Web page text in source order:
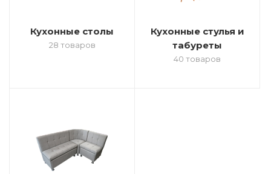
Кухонные столы
28 товаров
Кухонные стулья и
табуреты
40 товаров